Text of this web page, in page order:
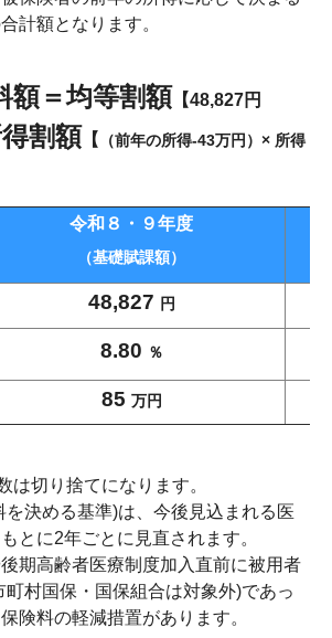
計額となります。
額＝均等割額 【48,827円
割額 【
（前年の所得-43万円）× 所得
令和８・９年度
（基礎賦課額）
48,827 円
8.80 ％
85 万円
は切り捨てになります。
を決める基準)は、今後見込まれる医
とに2年ごとに見直されます。
後期高齢者医療制度加入直前に被用者
村国保・国保組合は対象外)であっ
険料の軽減措置があります。